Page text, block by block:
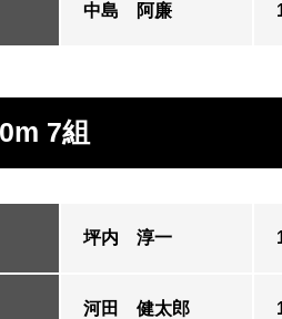
中島 阿廉
7組
坪内 淳一
河田 健太郎